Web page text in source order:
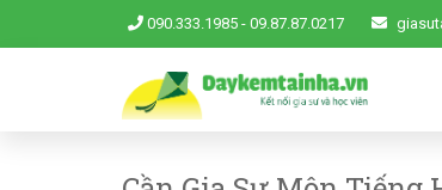
090.333.1985 - 09.87.87.0217